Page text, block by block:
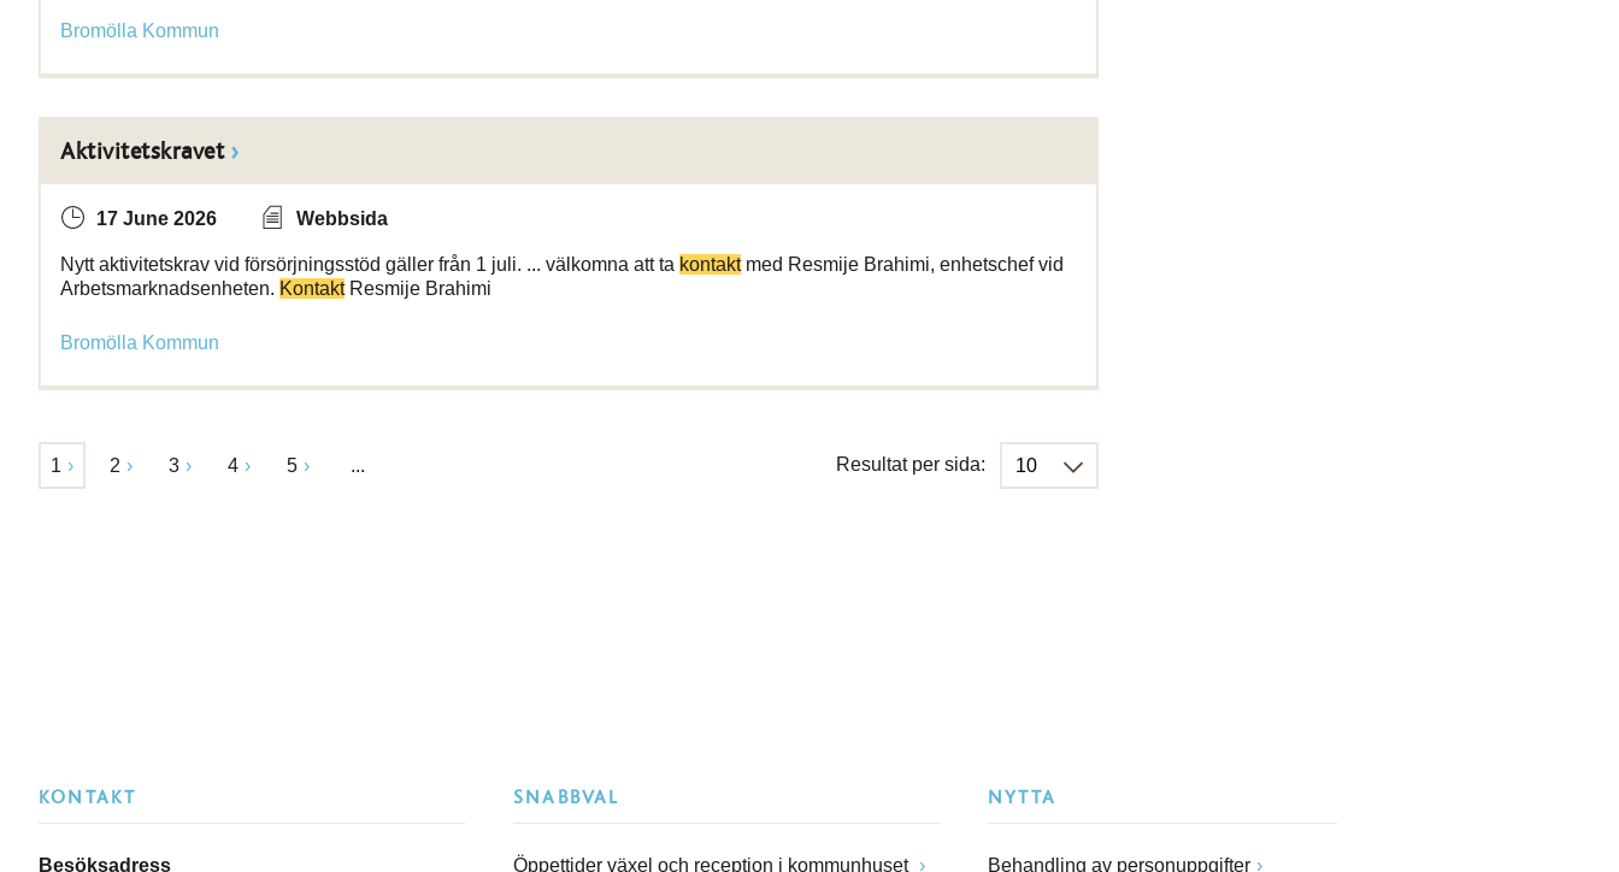
Bromölla Kommun
Aktivitetskravet
17 June 2026 Webbsida
Nytt aktivitetskrav vid försörjningsstöd gäller från 1 juli. ... välkomna att ta kontaktmed Resmije Brahimi, enhetschef vid
Arbetsmarknadsenheten. KontaktResmije Brahimi
Bromölla Kommun
1 2 3 4 5 ... Resultat per sida:
KONTAKT
Besöksadress
SNABBVAL
Öppettider växel och reception i kommunhuset
NYTTA
Behandling av personuppgifter